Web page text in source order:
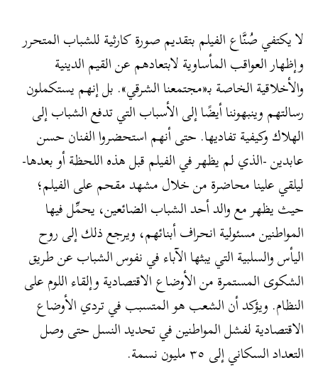
لا يكتفي صُنَّاع الفيلم بتقديم صورة كارثية للشباب المتحرر
وإظهار العواقب المأساوية لابتعادهم عن القيم الدينية
والأخلاقية الخاصة بـ«مجتمعنا الشرقي». بل إنهم يستكملون
رسالتهم وينبهوننا أيضًا إلى الأسباب التي تدفع الشباب إلى
الهلاك وكيفية تفاديها. حتى أنهم استحضروا الفنان حسن
عابدين -الذي لم يظهر في الفيلم قبل هذه اللحظة أو بعدها-
ليلقي علينا محاضرة من خلال مشهد مقحم على الفيلم؛
حيث يظهر مع والد أحد الشباب الضائعين، يحمِّل فيها
المواطنين مسئولية انحراف أبنائهم، ويرجع ذلك إلى روح
اليأس والسلبية التي يبثها الآباء في نفوس الشباب عن طريق
الشكوى المستمرة من الأوضاع الاقتصادية وإلقاء اللوم على
النظام. ويؤكد أن الشعب هو المتسبب في تردي الأوضاع
الاقتصادية لفشل المواطنين في تحديد النسل حتى وصل
التعداد السكاني إلى ٣٥ مليون نسمة.